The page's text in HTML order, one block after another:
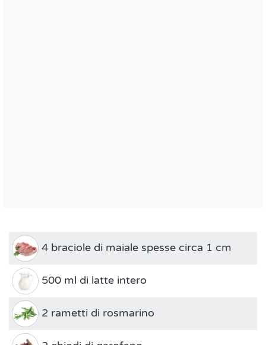
4 braciole di maiale spesse circa 1 cm
500 ml di latte intero
2 rametti di rosmarino